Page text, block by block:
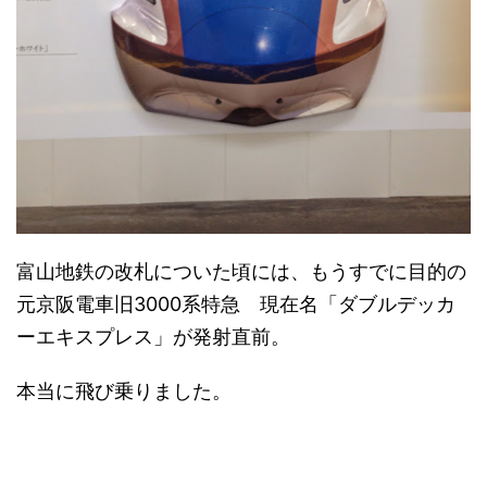
富山地鉄の改札についた頃には、もうすでに目的の
元京阪電車旧3000系特急 現在名「ダブルデッカ
ーエキスプレス」が発射直前。
本当に飛び乗りました。